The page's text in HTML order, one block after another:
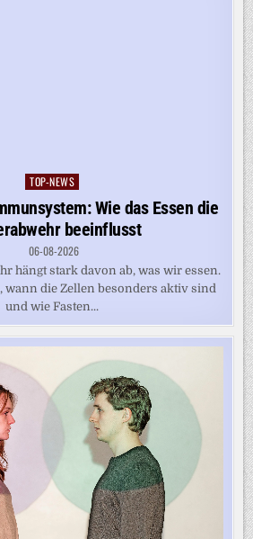
Posted
TOP-NEWS
Wie das Essen die
beeinflusst
06-08-2026
hängt stark davon ab, was wir essen.
wann die Zellen besonders aktiv sind
und wie Fasten...